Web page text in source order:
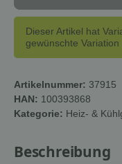
Dieser Artikel hat
gewünschte Variation
Artikelnummer: 37915
HAN: 100393868
Kategorie: Heiz- &
Beschreibung